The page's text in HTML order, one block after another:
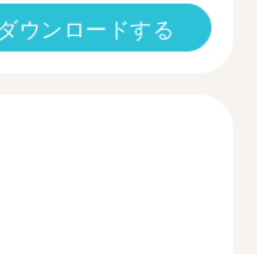
ウンロードする